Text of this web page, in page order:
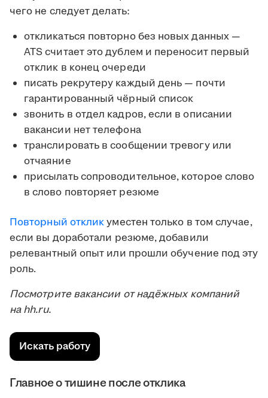
чего не следует делать:
откликаться повторно без новых данных —
ATS считает это дублем и переносит первый
отклик в конец очереди
писать рекрутеру каждый день — почти
гарантированный чёрный список
звонить в отдел кадров, если в описании
вакансии нет телефона
транслировать в сообщении тревогу или
отчаяние
присылать сопроводительное, которое слово
в слово повторяет резюме
Повторный откликуместен только в том случае,
если вы доработали резюме, добавили
релевантный опыт или прошли обучение под эту
роль.
Посмотрите вакансии от надёжных компаний
на hh.ru.
Искать работу
Главное о тишине после отклика